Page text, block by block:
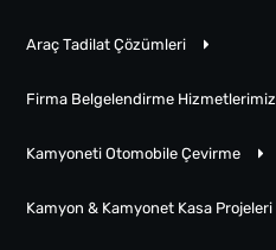
Araç Tadilat Çözümleri
Firma Belgelendirme Hizmetlerimiz
Kamyoneti Otomobile Çevirme
Kamyon & Kamyonet Kasa Projeleri